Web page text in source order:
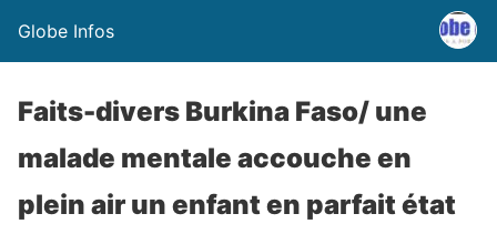
Globe Infos
Faits-divers Burkina Faso/ une
malade mentale accouche en
plein air un enfant en parfait état